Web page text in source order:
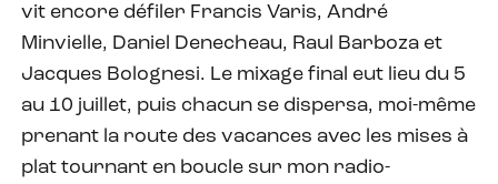
vit encore défiler Francis Varis, André
Minvielle, Daniel Denecheau, Raul Barboza et
Jacques Bolognesi. Le mixage final eut lieu du 5
au 10 juillet, puis chacun se dispersa, moi-même
prenant la route des vacances avec les mises à
plat tournant en boucle sur mon radio-